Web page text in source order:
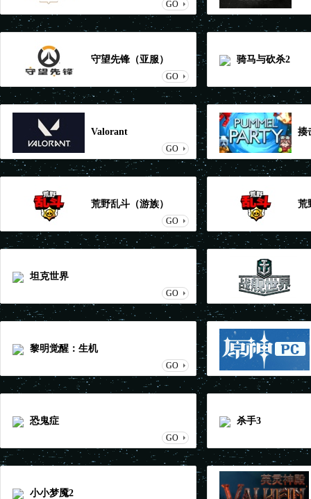
GO
守望先锋（亚服）
GO
骑马与砍杀2
Valorant
GO
揍
荒野乱斗（游族）
GO
荒
坦克世界
GO
黎明觉醒：生机
GO
恐鬼症
GO
杀手3
小小梦魇2